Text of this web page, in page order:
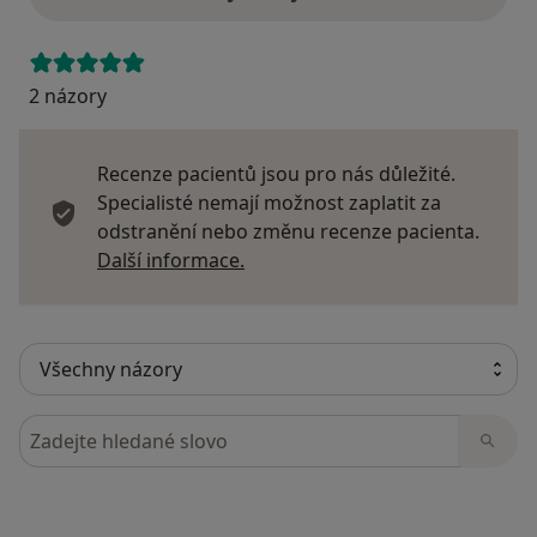
2 názory
Recenze pacientů jsou pro nás důležité.
Specialisté nemají možnost zaplatit za
odstranění nebo změnu recenze pacienta.
Další informace.
Hledejte v názorech